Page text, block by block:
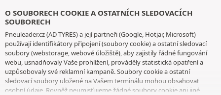
Skladem
POHLED
O SOUBORECH COOKIE A OSTATNÍCH SLEDOVACÍCH
SOUBORECH
Pneuleader.cz (AD TYRES) a její partneři (Google, Hotjar, Microsoft)
používají identifikátory připojení (soubory cookie) a ostatní sledovací
soubory (webstorage, webové úložiště), aby zajistily řádné fungování
webu, usnadňovaly Vaše prohlížení, prováděly statistická opatření a
uzpůsobovaly své reklamní kampaně. Soubory cookie a ostatní
sledovací soubory uložené na Vašem terminálu mohou obsahovat
osobní údaje. Rovněž neumisťujeme žádné soubory cookie ani jiné